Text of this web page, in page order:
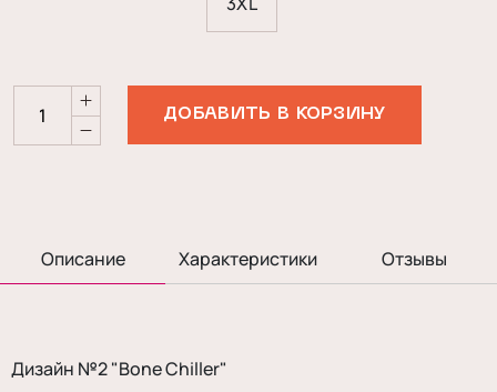
ДОБАВИТЬ В КОРЗИНУ
Описание Характеристики Отзывы
Дизайн №2 "Bone Chiller"